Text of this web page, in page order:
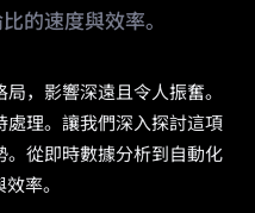
的速度與效率。
局，影響深遠且令人振奮。
處理。讓我們深入探討這項
從即時數據分析到自動化
率。